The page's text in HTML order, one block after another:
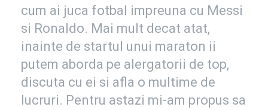
cum ai juca fotbal impreuna cu Messi
si Ronaldo. Mai mult decat atat,
inainte de startul unui maraton ii
putem aborda pe alergatorii de top,
discuta cu ei si afla o multime de
lucruri. Pentru astazi mi-am propus sa